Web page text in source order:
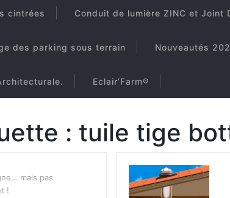
cintrées Conduit de lumière ZINC et Joint
des parking sous terrain Nouveautés
Eclair’Farm®
: tuile tige
mais pas
!